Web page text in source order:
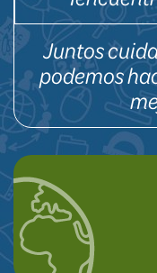
Juntos
podemos